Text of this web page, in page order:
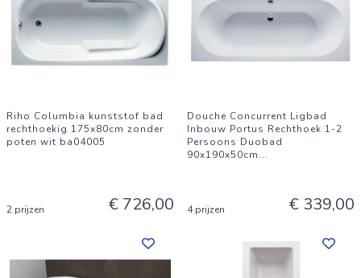
Riho Columbia kunststof bad
rechthoekig 175x80cm zonder
poten wit ba04005
2 prijzen € 726,00
Douche Concurrent Ligbad
Inbouw Portus Rechthoek 1-2
Persoons Duobad
90x190x50cm...
4 prijzen € 339,00